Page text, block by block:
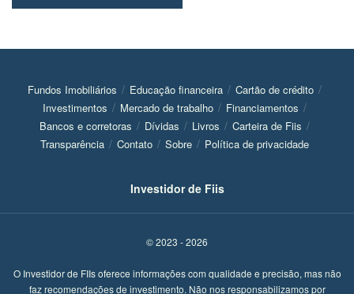
Fundos Imobiliários Educação financeira
Cartão de crédito
Investimentos
Mercado de trabalho
Financiamentos
Bancos e corretoras
Dívidas Livros
Carteira de Fiis
Transparência
Contato Sobre Política de privacidade
Investidor de Fiis
© 2023 - 2026
O Investidor de FIIs oferece informações com qualidade e precisão, mas não
faz recomendações de investimento. Não nos responsabilizamos por